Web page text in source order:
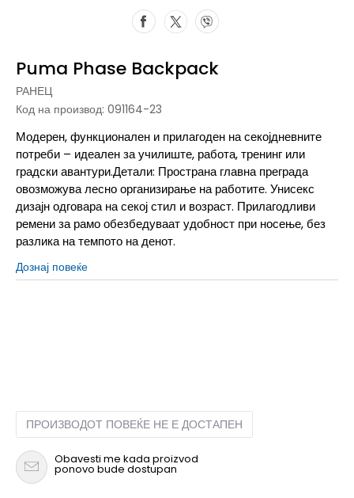
Puma Phase Backpack
РАНЕЦ
Код на производ: 091164-23
Модерен, функционален и прилагоден на секојдневните
потреби – идеален за училиште, работа, тренинг или
градски авантури.Детали: Пространа главна преграда
овозможува лесно организирање на работите. Унисекс
дизајн одговара на секој стил и возраст. Прилагодливи
ремени за рамо обезбедуваат удобност при носење, без
разлика на темпото на денот.
Дознај повеќе
ПРОИЗВОДОТ ПОВЕЌЕ НЕ Е ДОСТАПЕН
Obavesti me kada proizvod
ponovo bude dostupan